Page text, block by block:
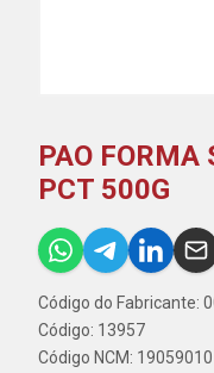
PAO FORMA
PCT 500G
Código do Fabricante:
Código: 13957
Código NCM: 19059010